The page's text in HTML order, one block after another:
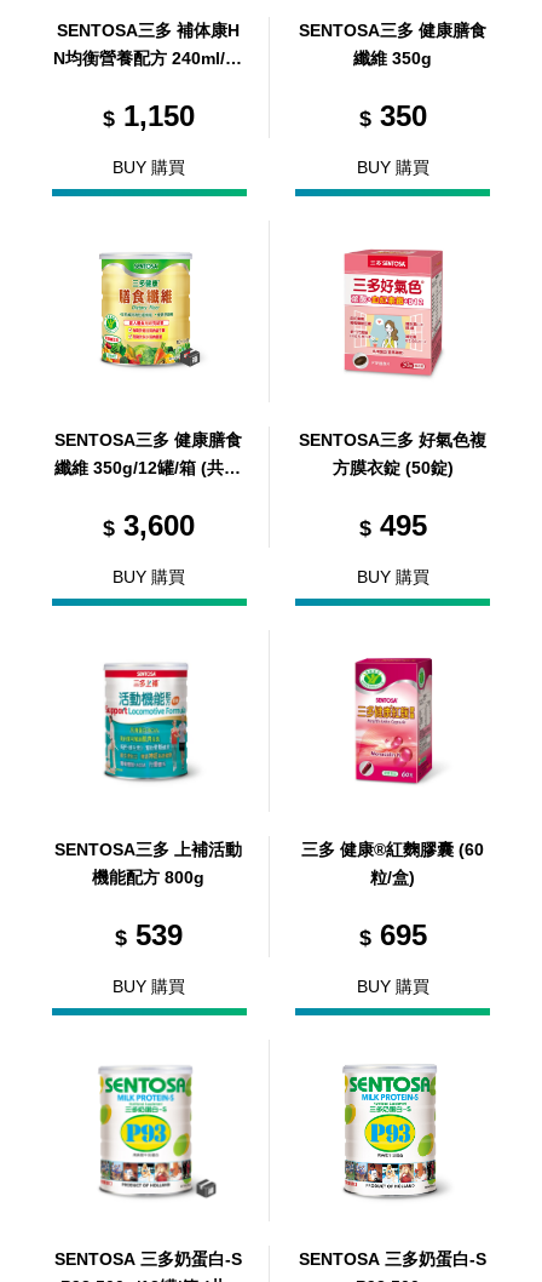
SENTOSA三多 補体康H
N均衡營養配方 240ml/24
$1,150
BUY 購買
SENTOSA三多 健康膳食
纖維 350g
$350
BUY 購買
SENTOSA三多 健康膳食
纖維 350g/12罐/箱 (共12
$3,600
BUY 購買
SENTOSA三多 好氣色複
方膜衣錠 (50錠)
$495
BUY 購買
SENTOSA三多 上補活動
機能配方 800g
$539
BUY 購買
三多 健康®紅麴膠囊 (60
粒/盒)
$695
BUY 購買
SENTOSA 三多奶蛋白-S
SENTOSA 三多奶蛋白-S